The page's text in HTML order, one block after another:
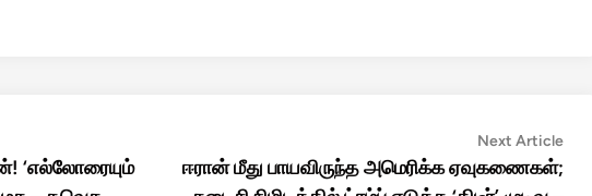
‘எல்லோரையும்
Next ArticleNext
ஈரான் மீது பாயவிருந்த அமெரிக்க ஏவுகணைகள்;